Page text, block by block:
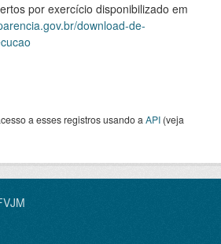
por exercício disponibilizado em
download-de-
a esses registros usando a API (veja